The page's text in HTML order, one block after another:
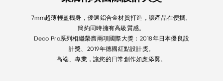
7mm超薄輕盈機身，優選鋁合金材質打造，讓產品在便攜、
簡約同時擁有高級質感。
Deco Pro系列相繼榮膺兩項國際大獎：2018年日本優良設
計獎、2019年德國紅點設計獎。
高端、專業，讓您的日常創作如虎添翼。